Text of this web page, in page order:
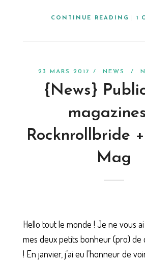
CONTINUE READING 1
23 MARS 2017 / NEWS /
{News}
Rocknrollbride
Mag
Hello tout le monde ! Je ne vous
mes deux petits bonheur (pro) de
! En janvier, j’ai eu l’honneur de